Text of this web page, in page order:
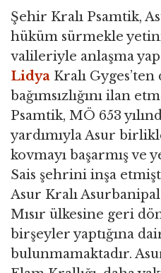
Şehir Kralı Psamtik,
hüküm sürmekle
valileriyle anlaşma
Lidya Kralı
bağımsızlığını ilan
Psamtik, MÖ 653
yardımıyla Asur
kovmayı başarmış ve
Sais şehrini inşa
Asur Kralı
Mısır ülkesine geri
birşeyler yaptığına
bulunmamaktadır.